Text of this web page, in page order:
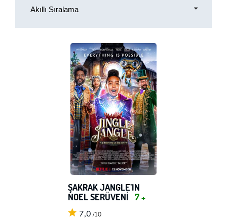
Akıllı Sıralama
ŞAKRAK JANGLE’IN
NOEL SERÜVENİ 7 +
7,0 /10